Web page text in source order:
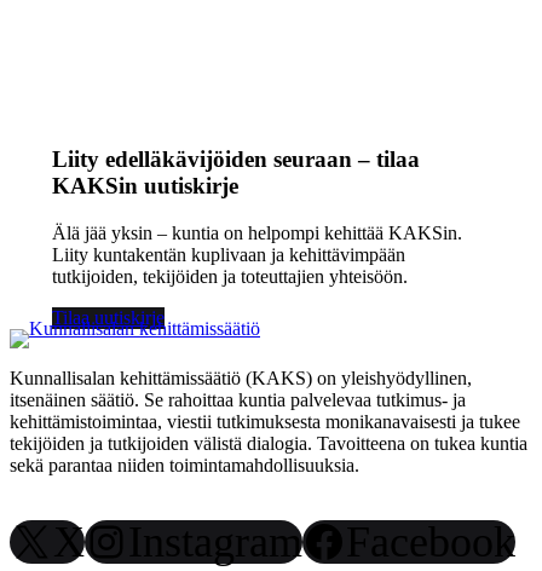
Liity edelläkävijöiden seuraan – tilaa
KAKSin uutiskirje
Älä jää yksin – kuntia on helpompi kehittää KAKSin.
Liity kuntakentän kuplivaan ja kehittävimpään
tutkijoiden, tekijöiden ja toteuttajien yhteisöön.
Tilaa uutiskirje
Kunnallisalan kehittämissäätiö (KAKS) on yleishyödyllinen,
itsenäinen säätiö. Se rahoittaa kuntia palvelevaa tutkimus- ja
kehittämistoimintaa, viestii tutkimuksesta monikanavaisesti ja tukee
tekijöiden ja tutkijoiden välistä dialogia. Tavoitteena on tukea kuntia
sekä parantaa niiden toimintamahdollisuuksia.
X Instagram Facebook